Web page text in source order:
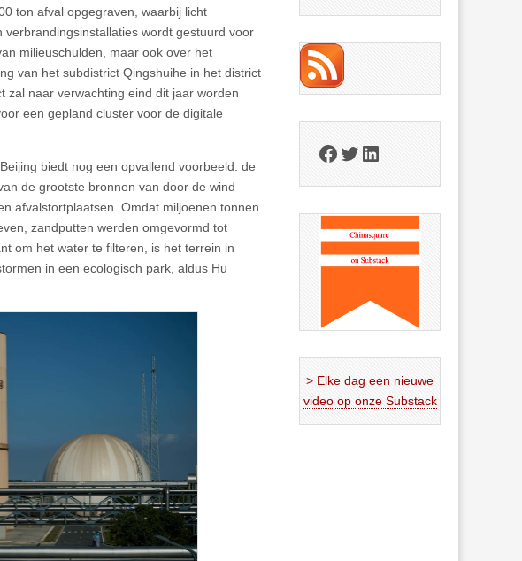
ton afval opgegraven, waarbij licht
wordt gestuurd voor
milieuschulden, maar ook over het
van het subdistrict Qingshuihe in het district
zal naar verwachting eind dit jaar worden
een gepland cluster voor de digitale
biedt nog een opvallend voorbeeld: de
de grootste bronnen van door de wind
afvalstortplaatsen. Omdat miljoenen tonnen
zandputten werden omgevormd tot
om het water te filteren, is het terrein in
in een ecologisch park, aldus Hu
Facebook
Twitter
LinkedIn
> Elke dag een nieuwe
video op onze Substack